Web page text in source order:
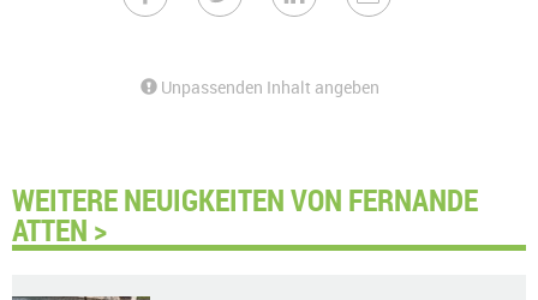
Unpassenden Inhalt angeben
WEITERE NEUIGKEITEN VON FERNANDE
ATTEN >